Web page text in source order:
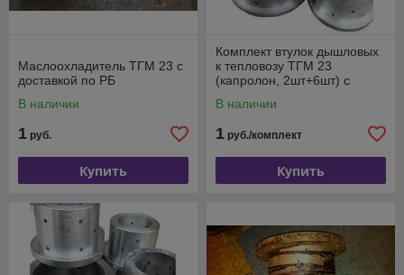
Маслоохладитель ТГМ 23 с
доставкой по РБ
В наличии
1 руб.
Купить
Комплект втулок дышловых
к тепловозу ТГМ 23
(капролон, 2шт+6шт) с
В наличии
1 руб./комплект
Купить